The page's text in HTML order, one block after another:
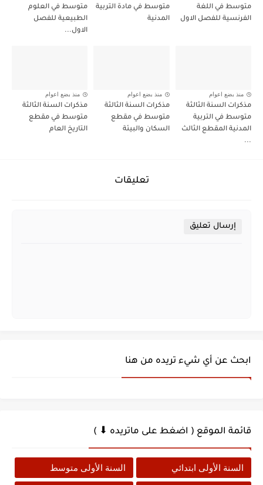
متوسط في اللغة
الفرنسية للفصل الاول
متوسط في مادة التربية
المدنية
متوسط في العلوم
الطبيعية للفصل
الاول...
منذ بضع اعوام
مذكرات السنة الثالثة
متوسط في التربية
المدنية المقطع الثالث
...
منذ بضع اعوام
مذكرات السنة الثالثة
متوسط في مقطع
السكان والبيئة
منذ بضع اعوام
مذكرات السنة الثالثة
متوسط في مقطع
التاريخ العام
تعليقات
إرسال تعليق
ابحث عن أي شيء تريده من هنا
قائمة الموقع ( اضغط على ماتريده ⬇ )
السنة الأولى ابتدائي السنة الأولى متوسط